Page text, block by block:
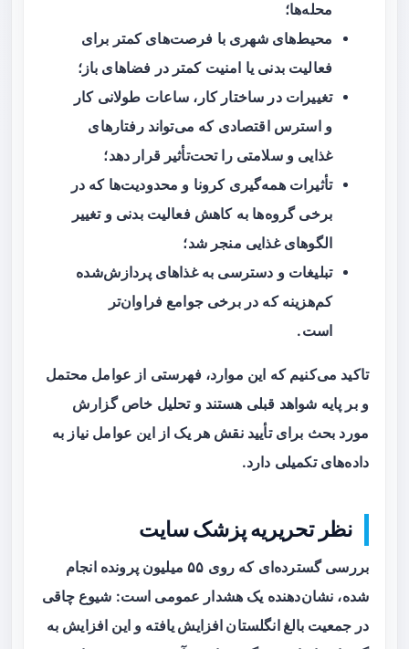
محله‌ها؛
محیط‌های شهری با فرصت‌های کمتر برای
فعالیت بدنی یا امنیت کمتر در فضاهای باز؛
تغییرات در ساختار کار، ساعات طولانی کار
و استرس اقتصادی که می‌تواند رفتارهای
غذایی و سلامتی را تحت‌تأثیر قرار دهد؛
تأثیرات همه‌گیری کرونا و محدودیت‌ها که در
برخی گروه‌ها به کاهش فعالیت بدنی و تغییر
الگوهای غذایی منجر شد؛
تبلیغات و دسترسی به غذاهای پردازش‌شده
کم‌هزینه که در برخی جوامع فراوان‌تر
است.
تاکید می‌کنیم که این موارد، فهرستی از عوامل محتمل
و بر پایه شواهد قبلی هستند و تحلیل خاص گزارش
مورد بحث برای تأیید نقش هر یک از این عوامل نیاز به
داده‌های تکمیلی دارد.
نظر تحریریه پزشک سایت
بررسی گسترده‌ای که روی ۵۵ میلیون پرونده انجام
شده، نشان‌دهنده یک هشدار عمومی است: شیوع چاقی
در جمعیت بالغ انگلستان افزایش یافته و این افزایش به